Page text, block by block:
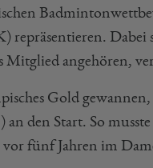
repräsentieren. Dabei
angehören,
Gold gewannen,
den Start. So
fünf Jahren im